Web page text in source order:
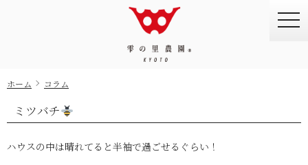
ホーム コラム
ミツバチ
ハウスの中は晴れてると半袖で過ごせるぐらい！